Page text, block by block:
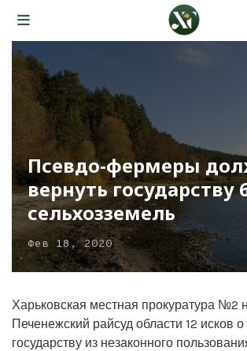
Псевдо-фермеры
вернуть государству
сельхозземель
Фев 18, 2020
Харьковская местная прокуратура №2
Печенежский райсуд области 12 исков
государству из незаконного